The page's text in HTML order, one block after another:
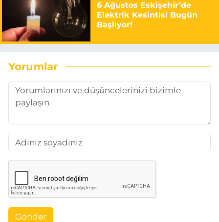
6 Ağustos Eskişehir’de
Elektrik Kesintisi Bugün
Başlıyor!
Yorumlar
Gönder